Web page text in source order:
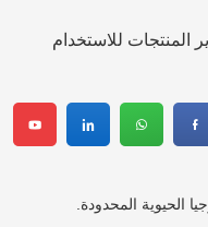
للاستخدام
الحيوية المحدودة.